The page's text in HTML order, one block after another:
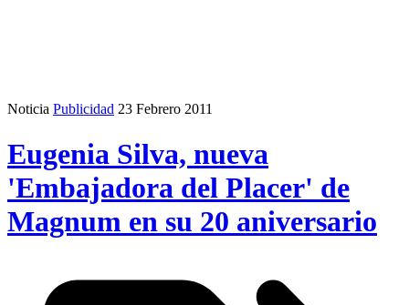
Noticia Publicidad 23 Febrero 2011
Eugenia Silva, nueva
'Embajadora del Placer' de
Magnum en su 20 aniversario